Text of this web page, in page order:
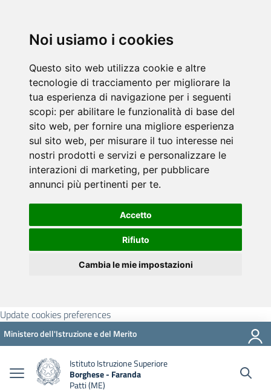
Noi usiamo i cookies
Questo sito web utilizza cookie e altre
tecnologie di tracciamento per migliorare la
tua esperienza di navigazione per i seguenti
scopi: per abilitare le funzionalità di base del
sito web, per fornire una migliore esperienza
sul sito web, per misurare il tuo interesse nei
nostri prodotti e servizi e personalizzare le
interazioni di marketing, per pubblicare
annunci più pertinenti per te.
Accetto
Rifiuto
Cambia le mie impostazioni
Update cookies preferences
Ministero dell'Istruzione e del Merito
Istituto Istruzione Superiore
Borghese - Faranda
Patti (ME)